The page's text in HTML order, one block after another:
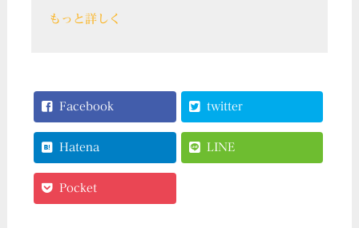
もっと詳しく
Facebook twitter
Hatena LINE
Pocket